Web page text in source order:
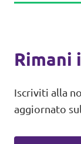
Rimani
Iscriviti alla
aggiornato